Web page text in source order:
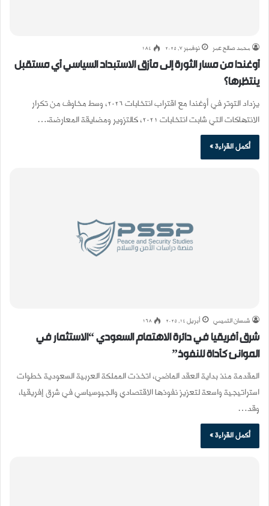
محمد صالح عمر نوفمبر 7, 2025 184
أوغندا من مسار الثورة إلى مأزق الاستبداد السياسي أي مستقبل
ينتظرها؟
يزداد التوتر في أوغندا مع اقتراب انتخابات 2026، وسط مخاوف من تكرار
الانتهاكات التي شابت انتخابات 2021، كالتزوير ومضايقة المعارضة.…
أكمل القراءة »
شمسان التميمي أبريل 14, 2025 168
شرق أفريقيا في دائرة الاهتمام السعودي “الاستثمار في
الموانئ كأداة للنفوذ”
المقدمة منذ بداية العقد الماضي، اتخذت المملكة العربية السعودية خطوات
استراتيجية واسعة لتعزيز نفوذها الاقتصادي والجيوسياسي في شرق إفريقيا،
وقد…
أكمل القراءة »